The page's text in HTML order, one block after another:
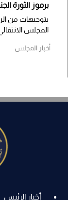
برموز الثورة
بتوجيهات من
المجلس
أخبار المجلس
أخبار الرئيس